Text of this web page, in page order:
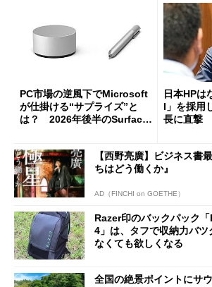
PC市場の逆風下でMicrosoft
が仕掛ける“サプライズ”と
は？ 2026年後半のSurface
日本HPは
I」を採用
長に直撃
【西野亮廣】ビジネス
ちはどう働くか』
AD（FINCHI on GOETHE）
Razer印のバックパック
4」は、タフで収納力バ
なくても欲しくなる
全国の絶景ポイントにサ